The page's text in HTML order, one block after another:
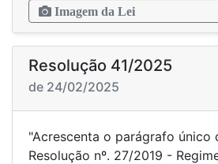
Imagem da Lei
Resolução 41/2025
de 24/02/2025
"Acrescenta o parágrafo
Resolução nº. 27/2019 -